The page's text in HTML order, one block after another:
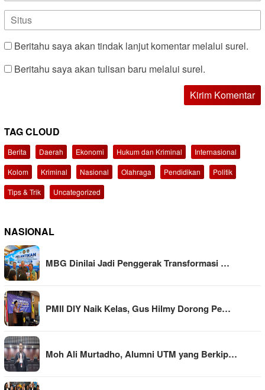
Beritahu saya akan tindak lanjut komentar melalui surel.
Beritahu saya akan tulisan baru melalui surel.
TAG CLOUD
Berita Daerah Ekonomi Hukum dan Kriminal
Internasional
Kolom
Kriminal Nasional Olahraga Pendidikan
Politik
Tips & Trik
Uncategorized
NASIONAL
MBG Dinilai Jadi Penggerak Transformasi …
PMII DIY Naik Kelas, Gus Hilmy Dorong Pe…
Moh Ali Murtadho, Alumni UTM yang Berkip…